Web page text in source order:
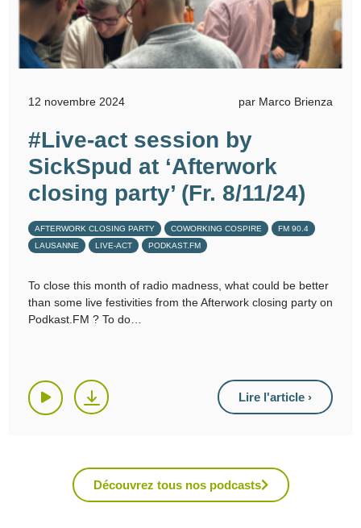
12 novembre 2024 par Marco Brienza
#Live-act session by
SickSpud at ‘Afterwork
closing party’ (Fr. 8/11/24)
AFTERWORK CLOSING PARTY COWORKING COSPIRE
FM 90.4
LAUSANNE
LIVE-ACT PODKAST.FM
To close this month of radio madness, what could be better
than some live festivities from the Afterwork closing party on
Podkast.FM ? To do
Lire l'article ›
Découvrez tous nos podcasts